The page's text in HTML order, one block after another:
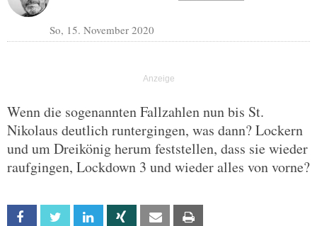
So, 15. November 2020
Wenn die sogenannten Fallzahlen nun bis St.
Nikolaus deutlich runtergingen, was dann? Lockern
und um Dreikönig herum feststellen, dass sie wieder
raufgingen, Lockdown 3 und wieder alles von vorne?
Facebook Twitter Linkedin Xing Email